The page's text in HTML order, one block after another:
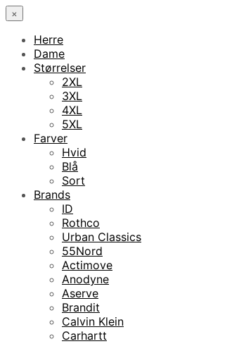
×
Herre
Dame
Størrelser
2XL
3XL
4XL
5XL
Farver
Hvid
Blå
Sort
Brands
ID
Rothco
Urban Classics
55Nord
Actimove
Anodyne
Aserve
Brandit
Calvin Klein
Carhartt